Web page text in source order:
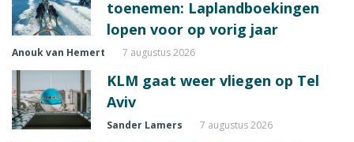
toenemen: Laplandboekingen
lopen voor op vorig jaar
Anouk van Hemert 7 augustus 2026
KLM gaat weer vliegen op Tel
Aviv
Sander Lamers 7 augustus 2026